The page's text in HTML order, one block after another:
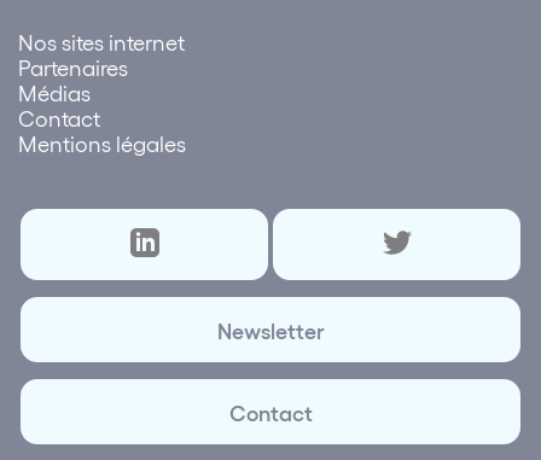
Nos sites internet
Partenaires
Médias
Contact
Mentions légales
Newsletter
Contact